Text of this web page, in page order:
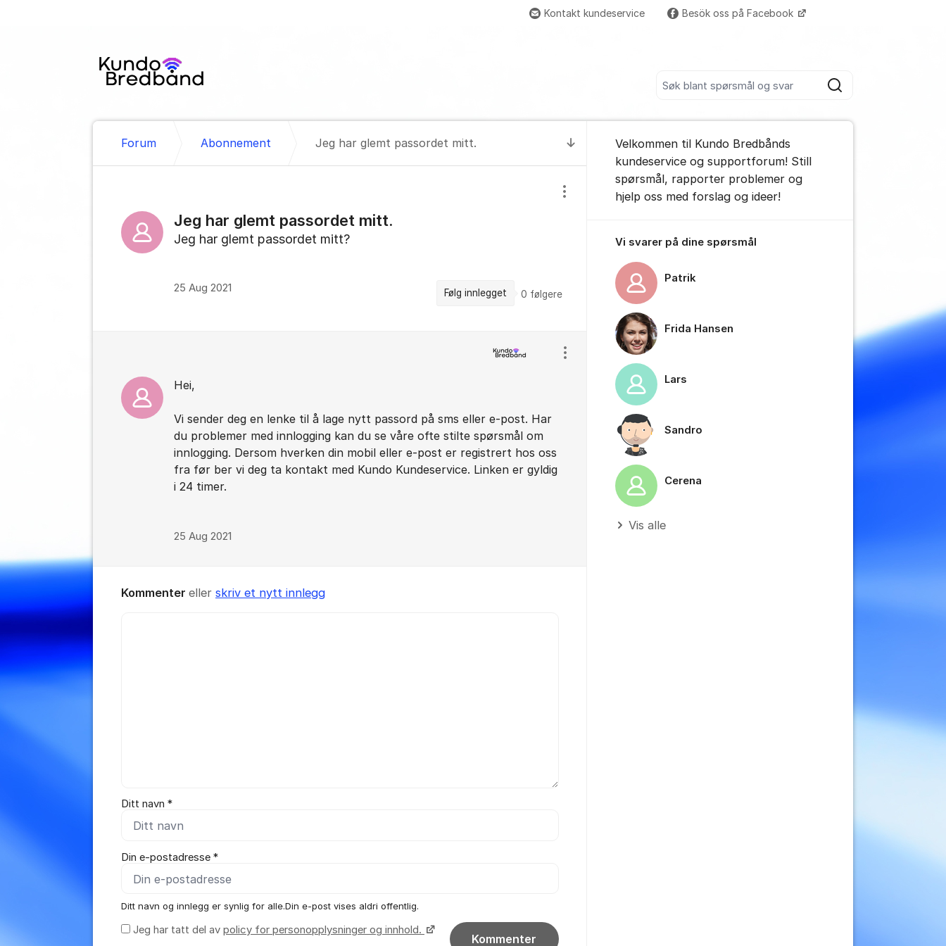
Søk
Kontakt kundeservice Besök oss på Facebook Flere supportlenker
Til seneste kommentar
Forum Abonnement Jeg har glemt passordet mitt.
Jeg har glemt passordet mitt.
Vis/skjul innstillinger for innlegg/kommentarer
Jeg har glemt passordet mitt?
25 Aug 2021 Følg innlegget 0 følgere
Hei,
Vi sender deg en lenke til å lage nytt passord på sms eller e-post. Har
du problemer med innlogging kan du se våre ofte stilte spørsmål om
innlogging. Dersom hverken din mobil eller e-post er registrert hos oss
fra før ber vi deg ta kontakt med Kundo Kundeservice. Linken er gyldig
i 24 timer.
25 Aug 2021
Vis/skjul innstillinger for innlegg/kommentarer
Kommenter eller skriv et nytt innlegg
Ditt navn *
Din e-postadresse *
Ditt navn og innlegg er synlig for alle.Din e-post vises aldri offentlig.
Jeg har tatt del av policy for personopplysninger og innhold.
Kommenter
Velkommen til Kundo Bredbånds
kundeservice og supportforum! Still
spørsmål, rapporter problemer og
hjelp oss med forslag og ideer!
Vi svarer på dine spørsmål
Patrik
Frida Hansen
Lars
Sandro
Cerena
Vis alle